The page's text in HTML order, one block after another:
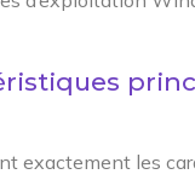
exactement les